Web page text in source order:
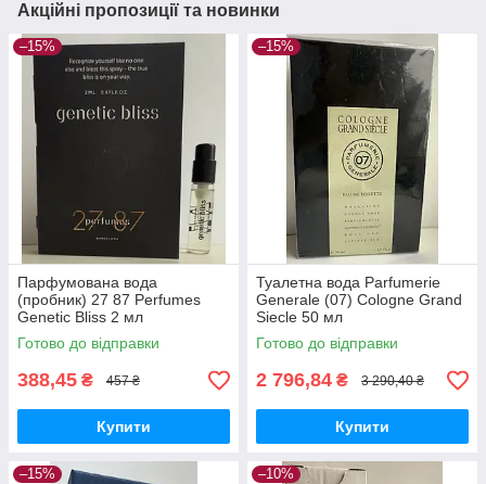
Акційні пропозиції та новинки
–15%
Парфумована вода
(пробник) 27 87 Perfumes
Genetic Bliss 2 мл
Готово до відправки
388,45 ₴ 457 ₴
Купити
–15%
Туалетна вода Parfumerie
Generale (07) Cologne Grand
Siecle 50 мл
Готово до відправки
2 796,84 ₴ 3 290,40 ₴
Купити
–15% –10%